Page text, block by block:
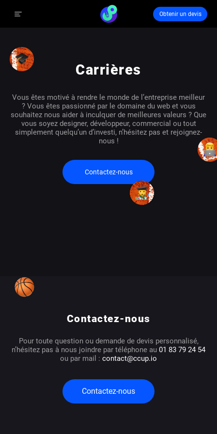
Obtenir un devis
Carrières
Vous êtes motivé à rendre le monde de l’entreprise meilleur
? Vous êtes passionné par le domaine du web et vous
souhaitez nous aider à inculquer de meilleures valeurs ? Que
vous soyez designer, développeur, commercial ou tout
simplement quelqu’un d’investi, n’hésitez pas et rejoignez-
nous !
Contactez-nous
Contactez-nous
Pour toute question ou demande de devis personnalisé,
n’hésitez pas à nous joindre par téléphone au 01 83 79 24 54
ou par mail : contact@ccup.io
Contactez-nous